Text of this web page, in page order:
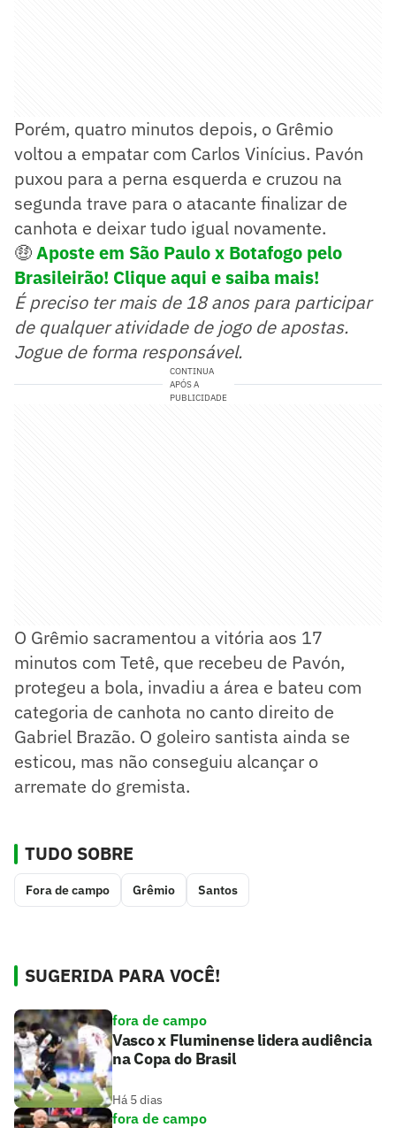
Porém, quatro minutos depois, o Grêmio
voltou a empatar com Carlos Vinícius. Pavón
puxou para a perna esquerda e cruzou na
segunda trave para o atacante finalizar de
canhota e deixar tudo igual novamente.
🤑Aposte em São Paulo x Botafogo pelo
Brasileirão! Clique aqui e saiba mais!
É preciso ter mais de 18 anos para participar
de qualquer atividade de jogo de apostas.
Jogue de forma responsável.
CONTINUA
APÓS A
PUBLICIDADE
O Grêmio sacramentou a vitória aos 17
minutos com Tetê, que recebeu de Pavón,
protegeu a bola, invadiu a área e bateu com
categoria de canhota no canto direito de
Gabriel Brazão. O goleiro santista ainda se
esticou, mas não conseguiu alcançar o
arremate do gremista.
TUDO SOBRE
Fora de campo Grêmio Santos
SUGERIDA PARA VOCÊ!
fora de campo
Vasco x Fluminense lidera audiência
na Copa do Brasil
Há 5 dias
fora de campo